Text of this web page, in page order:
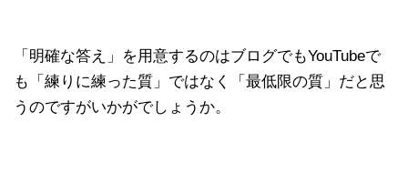
「明確な答え」を用意するのはブログでもYouTubeで
も「練りに練った質」ではなく「最低限の質」だと思
うのですがいかがでしょうか。